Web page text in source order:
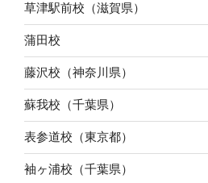
草津駅前校（滋賀県）
蒲田校
藤沢校（神奈川県）
蘇我校（千葉県）
表参道校（東京都）
袖ヶ浦校（千葉県）